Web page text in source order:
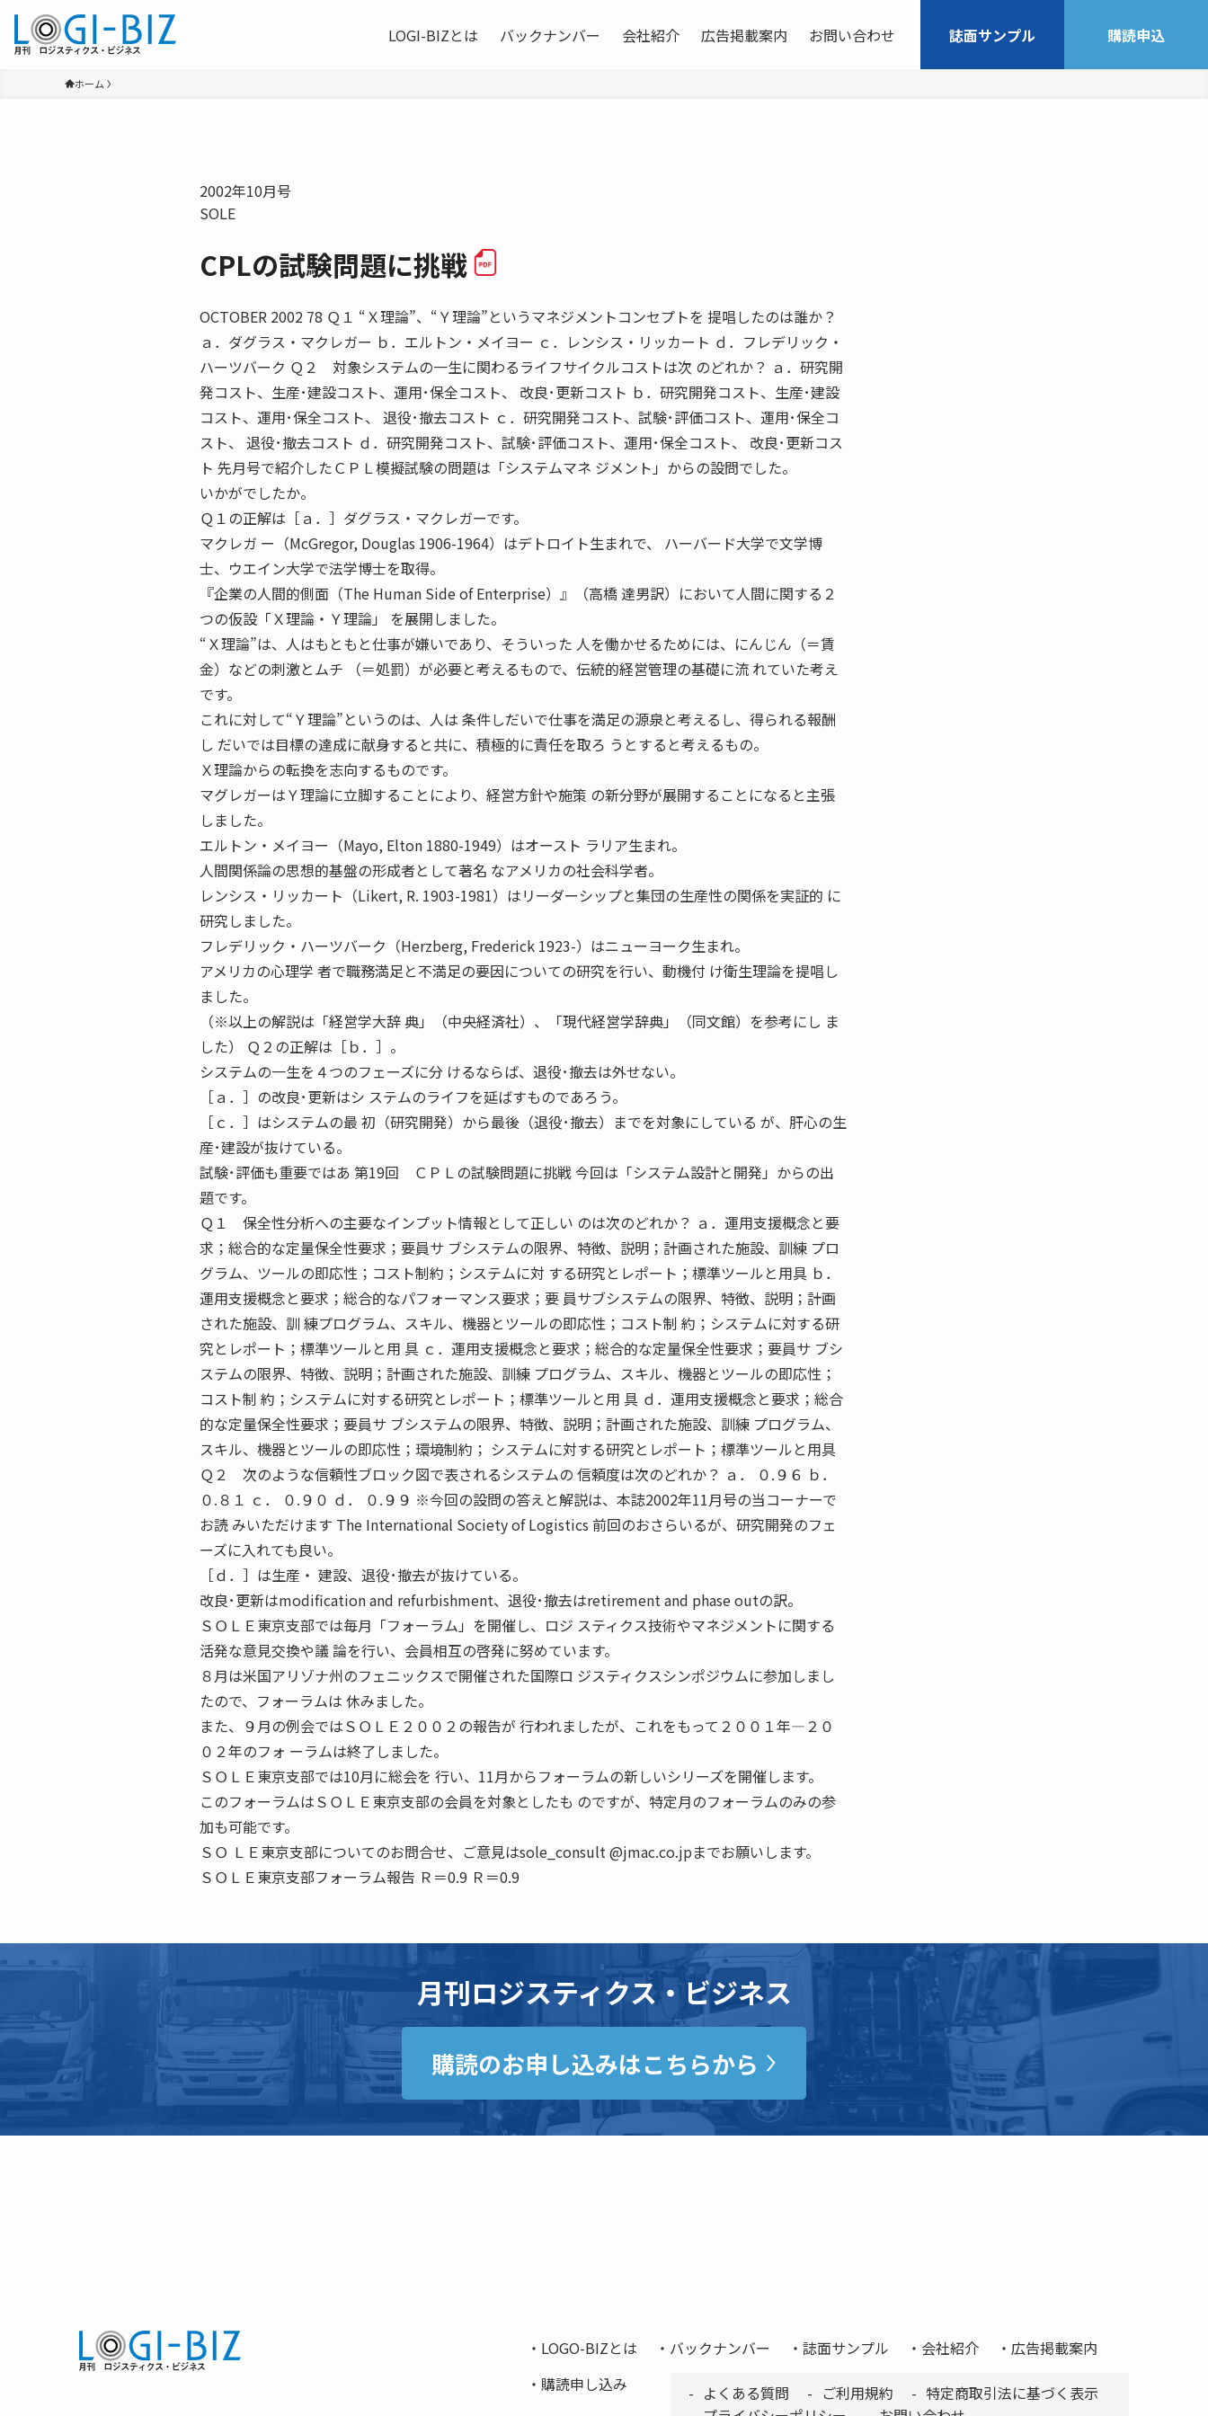
LOGI-BIZとは バックナンバー 会社紹介 広告掲載案内 お問い合わせ 誌面サンプル 購読申込
ホーム
2002年10月号
SOLE
CPLの試験問題に挑戦
OCTOBER 2002 78 Ｑ１ “Ｘ理論”、“Ｙ理論”というマネジメントコンセプトを 提唱したのは誰か？
ａ．ダグラス・マクレガー ｂ．エルトン・メイヨー ｃ．レンシス・リッカート ｄ．フレデリック・
ハーツバーク Ｑ２ 対象システムの一生に関わるライフサイクルコストは次 のどれか？ ａ．研究開
発コスト、生産･建設コスト、運用･保全コスト、 改良･更新コスト ｂ．研究開発コスト、生産･建設
コスト、運用･保全コスト、 退役･撤去コスト ｃ．研究開発コスト、試験･評価コスト、運用･保全コ
スト、 退役･撤去コスト ｄ．研究開発コスト、試験･評価コスト、運用･保全コスト、 改良･更新コス
ト 先月号で紹介したＣＰＬ模擬試験の問題は「システムマネ ジメント」からの設問でした。
いかがでしたか。
Ｑ１の正解は［ａ．］ダグラス・マクレガーです。
マクレガ ー（McGregor, Douglas 1906-1964）はデトロイト生まれで、 ハーバード大学で文学博
士、ウエイン大学で法学博士を取得。
『企業の人間的側面（The Human Side of Enterprise）』（高橋 達男訳）において人間に関する２
つの仮設「Ｘ理論・Ｙ理論」 を展開しました。
“Ｘ理論”は、人はもともと仕事が嫌いであり、そういった 人を働かせるためには、にんじん（＝賃
金）などの刺激とムチ （＝処罰）が必要と考えるもので、伝統的経営管理の基礎に流 れていた考え
です。
これに対して“Ｙ理論”というのは、人は 条件しだいで仕事を満足の源泉と考えるし、得られる報酬
し だいでは目標の達成に献身すると共に、積極的に責任を取ろ うとすると考えるもの。
Ｘ理論からの転換を志向するものです。
マグレガーはＹ理論に立脚することにより、経営方針や施策 の新分野が展開することになると主張
しました。
エルトン・メイヨー（Mayo, Elton 1880-1949）はオースト ラリア生まれ。
人間関係論の思想的基盤の形成者として著名 なアメリカの社会科学者。
レンシス・リッカート（Likert, R. 1903-1981）はリーダーシップと集団の生産性の関係を実証的 に
研究しました。
フレデリック・ハーツバーク（Herzberg, Frederick 1923-）はニューヨーク生まれ。
アメリカの心理学 者で職務満足と不満足の要因についての研究を行い、動機付 け衛生理論を提唱し
ました。
（※以上の解説は「経営学大辞 典」（中央経済社）、「現代経営学辞典」（同文館）を参考にし ま
した） Ｑ２の正解は［ｂ．］。
システムの一生を４つのフェーズに分 けるならば、退役･撤去は外せない。
［ａ．］の改良･更新はシ ステムのライフを延ばすものであろう。
［ｃ．］はシステムの最 初（研究開発）から最後（退役･撤去）までを対象にしている が、肝心の生
産･建設が抜けている。
試験･評価も重要ではあ 第19回 ＣＰＬの試験問題に挑戦 今回は「システム設計と開発」からの出
題です。
Ｑ１ 保全性分析への主要なインプット情報として正しい のは次のどれか？ ａ．運用支援概念と要
求；総合的な定量保全性要求；要員サ ブシステムの限界、特徴、説明；計画された施設、訓練 プロ
グラム、ツールの即応性；コスト制約；システムに対 する研究とレポート；標準ツールと用具 ｂ．
運用支援概念と要求；総合的なパフォーマンス要求；要 員サブシステムの限界、特徴、説明；計画
された施設、訓 練プログラム、スキル、機器とツールの即応性；コスト制 約；システムに対する研
究とレポート；標準ツールと用 具 ｃ．運用支援概念と要求；総合的な定量保全性要求；要員サ ブシ
ステムの限界、特徴、説明；計画された施設、訓練 プログラム、スキル、機器とツールの即応性；
コスト制 約；システムに対する研究とレポート；標準ツールと用 具 ｄ．運用支援概念と要求；総合
的な定量保全性要求；要員サ ブシステムの限界、特徴、説明；計画された施設、訓練 プログラム、
スキル、機器とツールの即応性；環境制約； システムに対する研究とレポート；標準ツールと用具
Ｑ２ 次のような信頼性ブロック図で表されるシステムの 信頼度は次のどれか？ ａ． ０.９６ ｂ．
０.８１ ｃ． ０.９０ ｄ． ０.９９ ※今回の設問の答えと解説は、本誌2002年11月号の当コーナーで
お読 みいただけます The International Society of Logistics 前回のおさらいるが、研究開発のフェ
ーズに入れても良い。
［ｄ．］は生産・ 建設、退役･撤去が抜けている。
改良･更新はmodification and refurbishment、退役･撤去はretirement and phase outの訳。
ＳＯＬＥ東京支部では毎月「フォーラム」を開催し、ロジ スティクス技術やマネジメントに関する
活発な意見交換や議 論を行い、会員相互の啓発に努めています。
８月は米国アリゾナ州のフェニックスで開催された国際ロ ジスティクスシンポジウムに参加しまし
たので、フォーラムは 休みました。
また、９月の例会ではＳＯＬＥ２００２の報告が 行われましたが、これをもって２００１年―２０
０２年のフォ ーラムは終了しました。
ＳＯＬＥ東京支部では10月に総会を 行い、11月からフォーラムの新しいシリーズを開催します。
このフォーラムはＳＯＬＥ東京支部の会員を対象としたも のですが、特定月のフォーラムのみの参
加も可能です。
ＳＯ ＬＥ東京支部についてのお問合せ、ご意見はsole_consult @jmac.co.jpまでお願いします。
ＳＯＬＥ東京支部フォーラム報告 Ｒ＝0.9 Ｒ＝0.9
月刊ロジスティクス・ビジネス
購読のお申し込みはこちらから
LOGO-BIZとは バックナンバー 誌面サンプル 会社紹介
広告掲載案内
購読申し込み
よくある質問 ご利用規約
特定商取引法に基づく表示